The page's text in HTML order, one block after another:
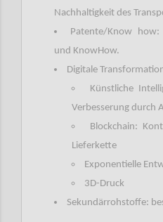
Nachhaltigkeit des
Patente/Know
und KnowHow.
Digitale
Künstliche
Verbesserung durch
Blockchain:
Lieferkette
Exponentielle
3D-Druck
Sekundärrohstoffe: